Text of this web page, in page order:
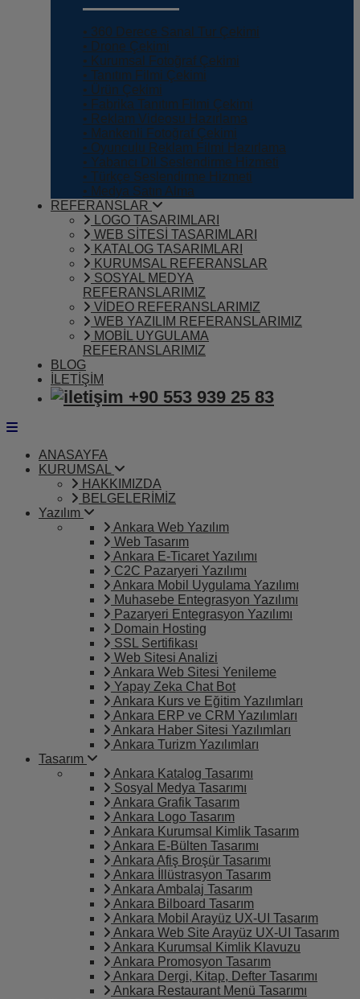
• 360 Derece Sanal Tur Çekimi
• Drone Çekimi
• Kurumsal Fotoğraf Çekimi
• Tanıtım Filmi Çekimi
• Ürün Çekimi
• Fabrika Tanıtım Filmi Çekimi
• Reklam Videosu Hazırlama
• Mankenli Fotoğraf Çekimi
• Oyunculu Reklam Filmi Hazırlama
• Yabancı Dil Seslendirme Hizmeti
• Türkçe Seslendirme Hizmeti
• Medya Satın Alma
REFERANSLAR
LOGO TASARIMLARI
WEB SİTESİ TASARIMLARI
KATALOG TASARIMLARI
KURUMSAL REFERANSLAR
SOSYAL MEDYA
REFERANSLARIMIZ
VİDEO REFERANSLARIMIZ
WEB YAZILIM REFERANSLARIMIZ
MOBİL UYGULAMA
REFERANSLARIMIZ
BLOG
İLETİŞİM
+90 553 939 25 83
ANASAYFA
KURUMSAL
HAKKIMIZDA
BELGELERİMİZ
Yazılım
Ankara Web Yazılım
Web Tasarım
Ankara E-Ticaret Yazılımı
C2C Pazaryeri Yazılımı
Ankara Mobil Uygulama Yazılımı
Muhasebe Entegrasyon Yazılımı
Pazaryeri Entegrasyon Yazılımı
Domain Hosting
SSL Sertifikası
Web Sitesi Analizi
Ankara Web Sitesi Yenileme
Yapay Zeka Chat Bot
Ankara Kurs ve Eğitim Yazılımları
Ankara ERP ve CRM Yazılımları
Ankara Haber Sitesi Yazılımları
Ankara Turizm Yazılımları
Tasarım
Ankara Katalog Tasarımı
Sosyal Medya Tasarımı
Ankara Grafik Tasarım
Ankara Logo Tasarım
Ankara Kurumsal Kimlik Tasarım
Ankara E-Bülten Tasarımı
Ankara Afiş Broşür Tasarımı
Ankara İllüstrasyon Tasarım
Ankara Ambalaj Tasarım
Ankara Bilboard Tasarım
Ankara Mobil Arayüz UX-UI Tasarım
Ankara Web Site Arayüz UX-UI Tasarım
Ankara Kurumsal Kimlik Klavuzu
Ankara Promosyon Tasarım
Ankara Dergi, Kitap, Defter Tasarımı
Ankara Restaurant Menü Tasarımı